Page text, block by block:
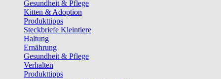
Gesundheit & Pflege
Kitten & Adoption
Produkttipps
Steckbriefe Kleintiere
Haltung
Ernährung
Gesundheit & Pflege
Verhalten
Produkttipps